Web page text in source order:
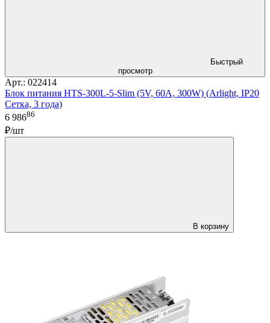
Быстрый
просмотр
Арт.: 022414
Блок питания HTS-300L-5-Slim (5V, 60A, 300W) (Arlight, IP20
Сетка, 3 года)
6 98686
₽/шт
В корзину